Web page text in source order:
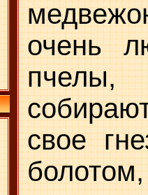
очень
пчелы,
свое